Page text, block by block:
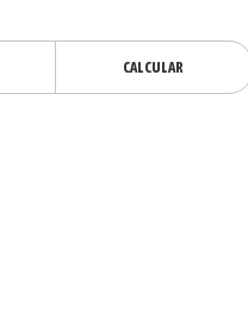
CALCULAR